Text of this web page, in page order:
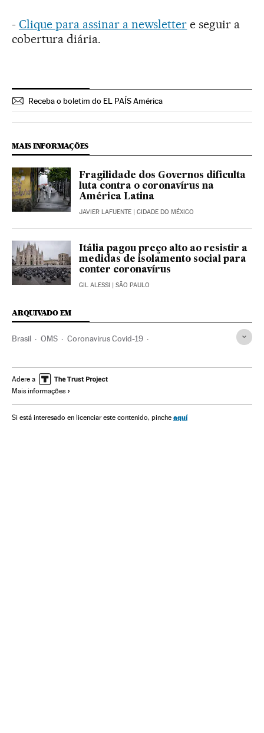
- Clique para assinar a newsletter e seguir a
cobertura diária.
Receba o boletim do EL PAÍS América
MAIS INFORMAÇÕES
Fragilidade dos Governos dificulta
luta contra o coronavírus na
América Latina
JAVIER LAFUENTE | CIDADE DO MÉXICO
Itália pagou preço alto ao resistir a
medidas de isolamento social para
conter coronavírus
GIL ALESSI | SÃO PAULO
ARQUIVADO EM
Brasil OMS Coronavirus Covid-19
Doenças infecciosas Doenças respiratórias
Ministério Saúde
Desigualdade social Desigualdade econômica
Adere a
Mais informações
Si está interesado en licenciar este contenido, pinche aquí